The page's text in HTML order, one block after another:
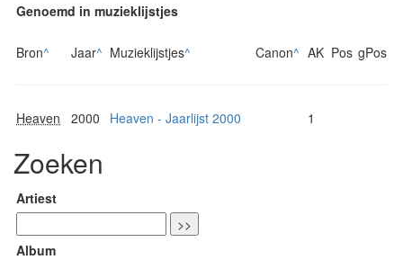
Genoemd in muzieklijstjes
Bron^ Jaar^ Muzieklijstjes^ Canon^ AK Pos gPos
Heaven 2000 Heaven - Jaarlijst 2000 1
Zoeken
Artiest
Album